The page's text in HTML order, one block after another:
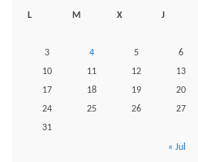
L M X J
3
4 5 6
10
11 12 13
17
18 19 20
24
25 26 27
31
« Jul